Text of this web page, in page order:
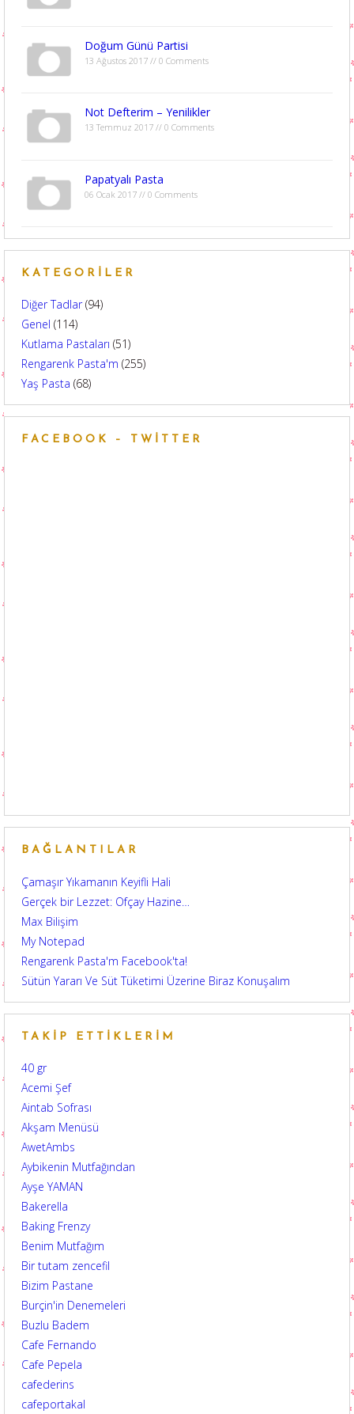
Doğum Günü Partisi
13 Ağustos 2017 // 0 Comments
Not Defterim – Yenilikler
13 Temmuz 2017 // 0 Comments
Papatyalı Pasta
06 Ocak 2017 // 0 Comments
KATEGORILER
Diğer Tadlar(94)
Genel (114)
Kutlama Pastaları (51)
Rengarenk Pasta'm (255)
Yaş Pasta (68)
FACEBOOK – TWITTER
BAĞLANTILAR
Çamaşır Yıkamanın Keyifli Hali
Gerçek bir Lezzet: Ofçay Hazine…
Max Bilişim
My Notepad
Rengarenk Pasta'm Facebook'ta!
Sütün Yararı Ve Süt Tüketimi Üzerine Biraz Konuşalım
TAKIP ETTIKLERIM
40 gr
Acemi Şef
Aintab Sofrası
Akşam Menüsü
AwetAmbs
Aybikenin Mutfağından
Ayşe YAMAN
Bakerella
Baking Frenzy
Benim Mutfağım
Bir tutam zencefil
Bizim Pastane
Burçin'in Denemeleri
Buzlu Badem
Cafe Fernando
Cafe Pepela
cafederins
cafeportakal